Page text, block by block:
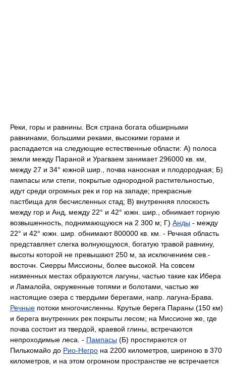
Реки, горы и равнины. Вся страна богата обширными
равнинами, большими реками, высокими горами и
распадается на следующие естественные области: А) полоса
земли между Параной и Урагваем занимает 296000 кв. км,
между 27 и 34° южной шир., почва наносная и плодородная; Б)
пампасы или степи, покрытые однородной растительностью,
идут среди огромных рек и гор на западе; прекрасные
пастбища для бесчисленных стад; В) внутренняя плоскость
между гор и Анд, между 22° и 42° южн. шир., обнимает горную
возвышенность, поднимающуюся на 2 300 м; Г) Анды - между
22° и 42° южн. шир. обнимают 800000 кв. км. - Речная область
представляет слегка волнующуюся, богатую травой равнину,
высоты которой не превышают 250 м, за исключением сев.-
восточн. Сиерры Миссионы, более высокой. На совсем
низменных местах образуются лагуны, частью такие как Ибера
и Ламалойа, окруженные топями и болотами, частью же
настоящие озера с твердыми берегами, напр. лагуна-Брава.
Речные потоки многочисленны. Крутые берега Параны (150 км)
и берега внутренних рек покрыты лесом; на Миссионе же, где
почва состоит из твердой, краевой глины, встречаются
непроходимые леса. - Пампасы (Б) простираются от
Пилькомайо до Рио-Негро на 2200 километров, шириною в 370
километров, и на этом огромном пространстве не встречается